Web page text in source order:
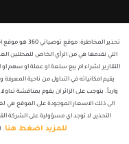
تحذير
التي نقدمها هي من الرأي الخاص للمحللين
التقارير لشراء ام بيع سلعة او عملة او سهم او
يقيم امكانياته في التداول من ناحية
وارداً. يتوجب على الزائر ان يقوم بمناقشة
الى ذلك الاسعار الموجودة على الموقع
التحذير, لا توجد اي مسؤولية على الشركة
للمزيد اضغط هنا .